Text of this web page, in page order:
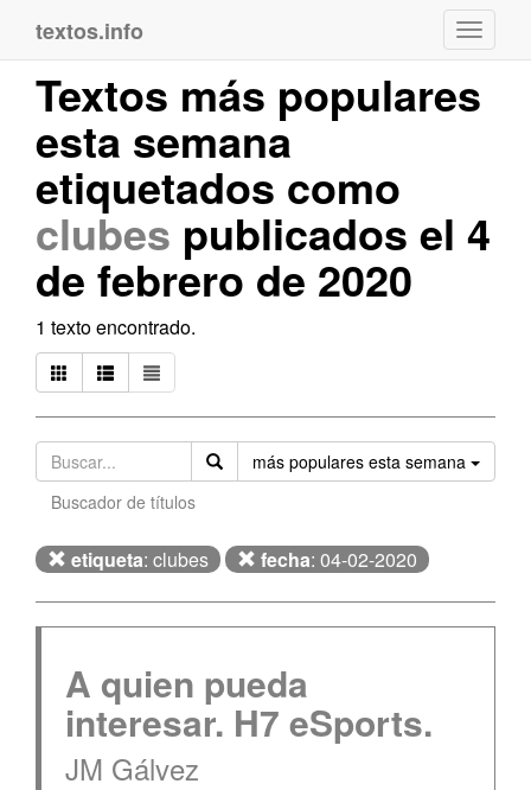
textos.info
Textos más populares
esta semana
etiquetados como
clubes publicados el 4
de febrero de 2020
1 texto encontrado.
más populares esta semana
Buscador de títulos
etiqueta: clubes fecha: 04-02-2020
A quien pueda
interesar. H7 eSports.
JM Gálvez